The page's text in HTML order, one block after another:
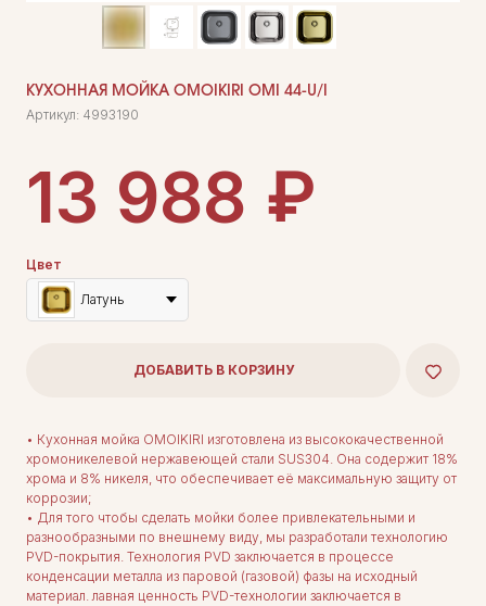
КУХОННАЯ МОЙКА OMOIKIRI OMI 44-U/I
Артикул: 4993190
13 988 ₽
Цвет
Латунь
ДОБАВИТЬ В КОРЗИНУ
• Кухонная мойка OMOIKIRI изготовлена из высококачественной
хромоникелевой нержавеющей стали SUS304. Она содержит 18%
хрома и 8% никеля, что обеспечивает её максимальную защиту от
коррозии;
• Для того чтобы сделать мойки более привлекательными и
разнообразными по внешнему виду, мы разработали технологию
PVD-покрытия. Технология PVD заключается в процессе
конденсации металла из паровой (газовой) фазы на исходный
материал. лавная ценность PVD-технологии заключается в